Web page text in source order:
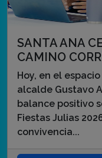
SANTA ANA
CAMINO
Hoy, en el
alcalde Gustavo
balance positivo
Fiestas Julias
convivencia...